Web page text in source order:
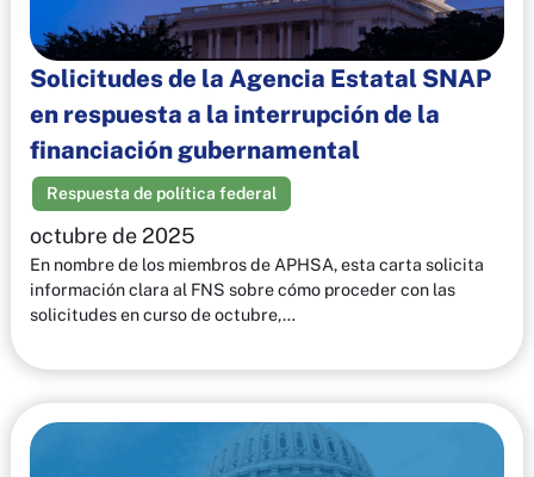
Solicitudes de la Agencia Estatal SNAP
en respuesta a la interrupción de la
financiación gubernamental
Respuesta de política federal
octubre de 2025
En nombre de los miembros de APHSA, esta carta solicita
información clara al FNS sobre cómo proceder con las
solicitudes en curso de octubre,…